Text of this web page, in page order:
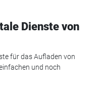
Dienste von
für das Aufladen von
und noch